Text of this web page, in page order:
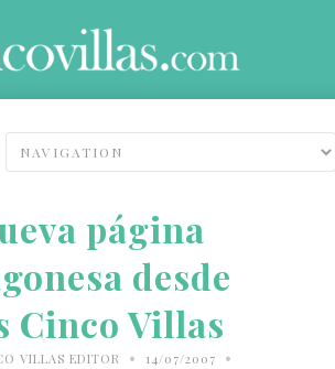
página
desde
Cinco Villas
VILLAS EDITOR • 14/07/2007 •